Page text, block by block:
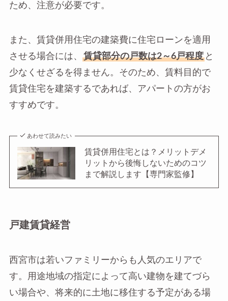
ため、注意が必要です。
また、賃貸併用住宅の建築費に住宅ローンを適用
させる場合には、
賃貸部分の戸数は2～6戸程度と
少なくせざるを得ません。そのため、賃料目的で
賃貸住宅を建築するであれば、アパートの方がお
すすめです。
あわせて読みたい
賃貸併用住宅とは？メリットデメ
リットから後悔しないためのコツ
まで解説します【専門家監修】
戸建賃貸経営
西宮市は若いファミリーからも人気のエリアで
す。用途地域の指定によって高い建物を建てづら
い場合や、将来的に土地に移住する予定がある場